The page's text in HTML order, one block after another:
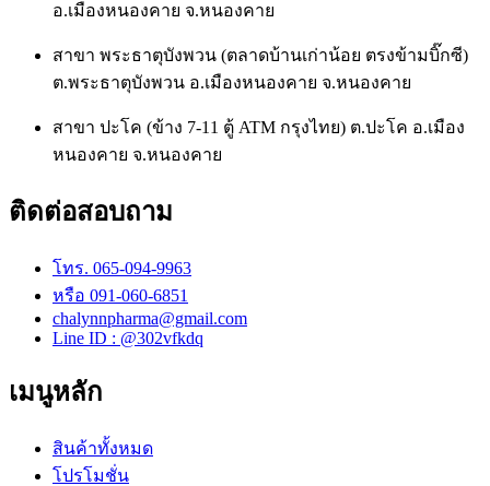
อ.เมืองหนองคาย จ.หนองคาย
สาขา พระธาตุบังพวน (ตลาดบ้านเก่าน้อย ตรงข้ามบิ๊กซี)
ต.พระธาตุบังพวน อ.เมืองหนองคาย จ.หนองคาย
สาขา ปะโค (ข้าง 7-11 ตู้ ATM กรุงไทย) ต.ปะโค อ.เมือง
หนองคาย จ.หนองคาย
ติดต่อสอบถาม
โทร. 065-094-9963
หรือ 091-060-6851
chalynnpharma@gmail.com
Line ID : @302vfkdq
เมนูหลัก
สินค้าทั้งหมด
โปรโมชั่น